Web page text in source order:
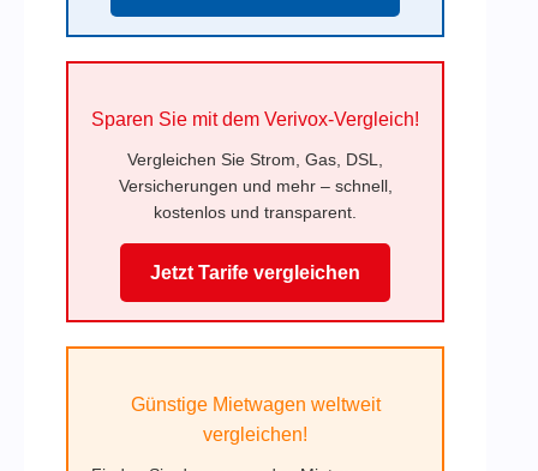
Sparen Sie mit dem Verivox-Vergleich!
Vergleichen Sie Strom, Gas, DSL,
Versicherungen und mehr – schnell,
kostenlos und transparent.
Jetzt Tarife vergleichen
Günstige Mietwagen weltweit
vergleichen!